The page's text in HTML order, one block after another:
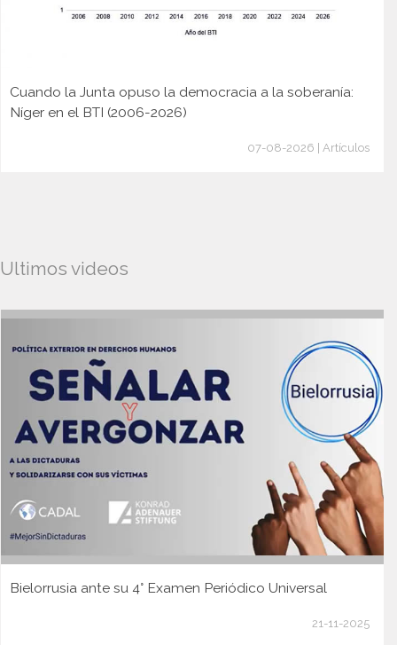
Cuando la Junta opuso la democracia a la soberanía:
Níger en el BTI (2006-2026)
07-08-2026 | Artículos
Ultimos videos
Bielorrusia ante su 4° Examen Periódico Universal
21-11-2025